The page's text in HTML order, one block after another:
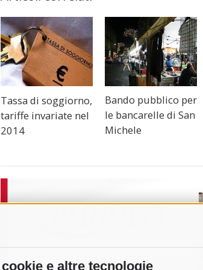
e altre tecnologie
Tassa di soggiorno,
tariffe invariate nel
2014
Bando pubblico per
le bancarelle di San
Michele